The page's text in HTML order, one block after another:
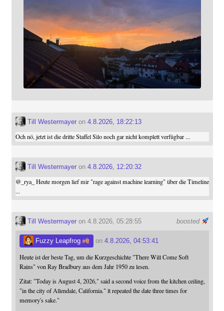
Till Westermayeron 4.8.2026, 18:22:13
Och nö, jetzt ist die dritte Staffel Silo noch gar nicht komplett verfügbar ...
Till Westermayeron 4.8.2026, 12:20:32
@ _rya_ Heute morgen lief mir "rage against machine learning" über die Timeline
...
boosted
Till Westermayeron 4.8.2026, 05:28:55
Fuzzy Leapfrog on4.8.2026, 04:53:41
Heute ist der beste Tag, um die Kurzgeschichte "There Will Come Soft
Rains" von Ray Bradbury aus dem Jahr 1950 zu lesen.
Zitat: "Today is August 4, 2026," said a second voice from the kitchen ceiling,
"in the city of Allendale, California." lt repeated the date three times for
memory's sake."